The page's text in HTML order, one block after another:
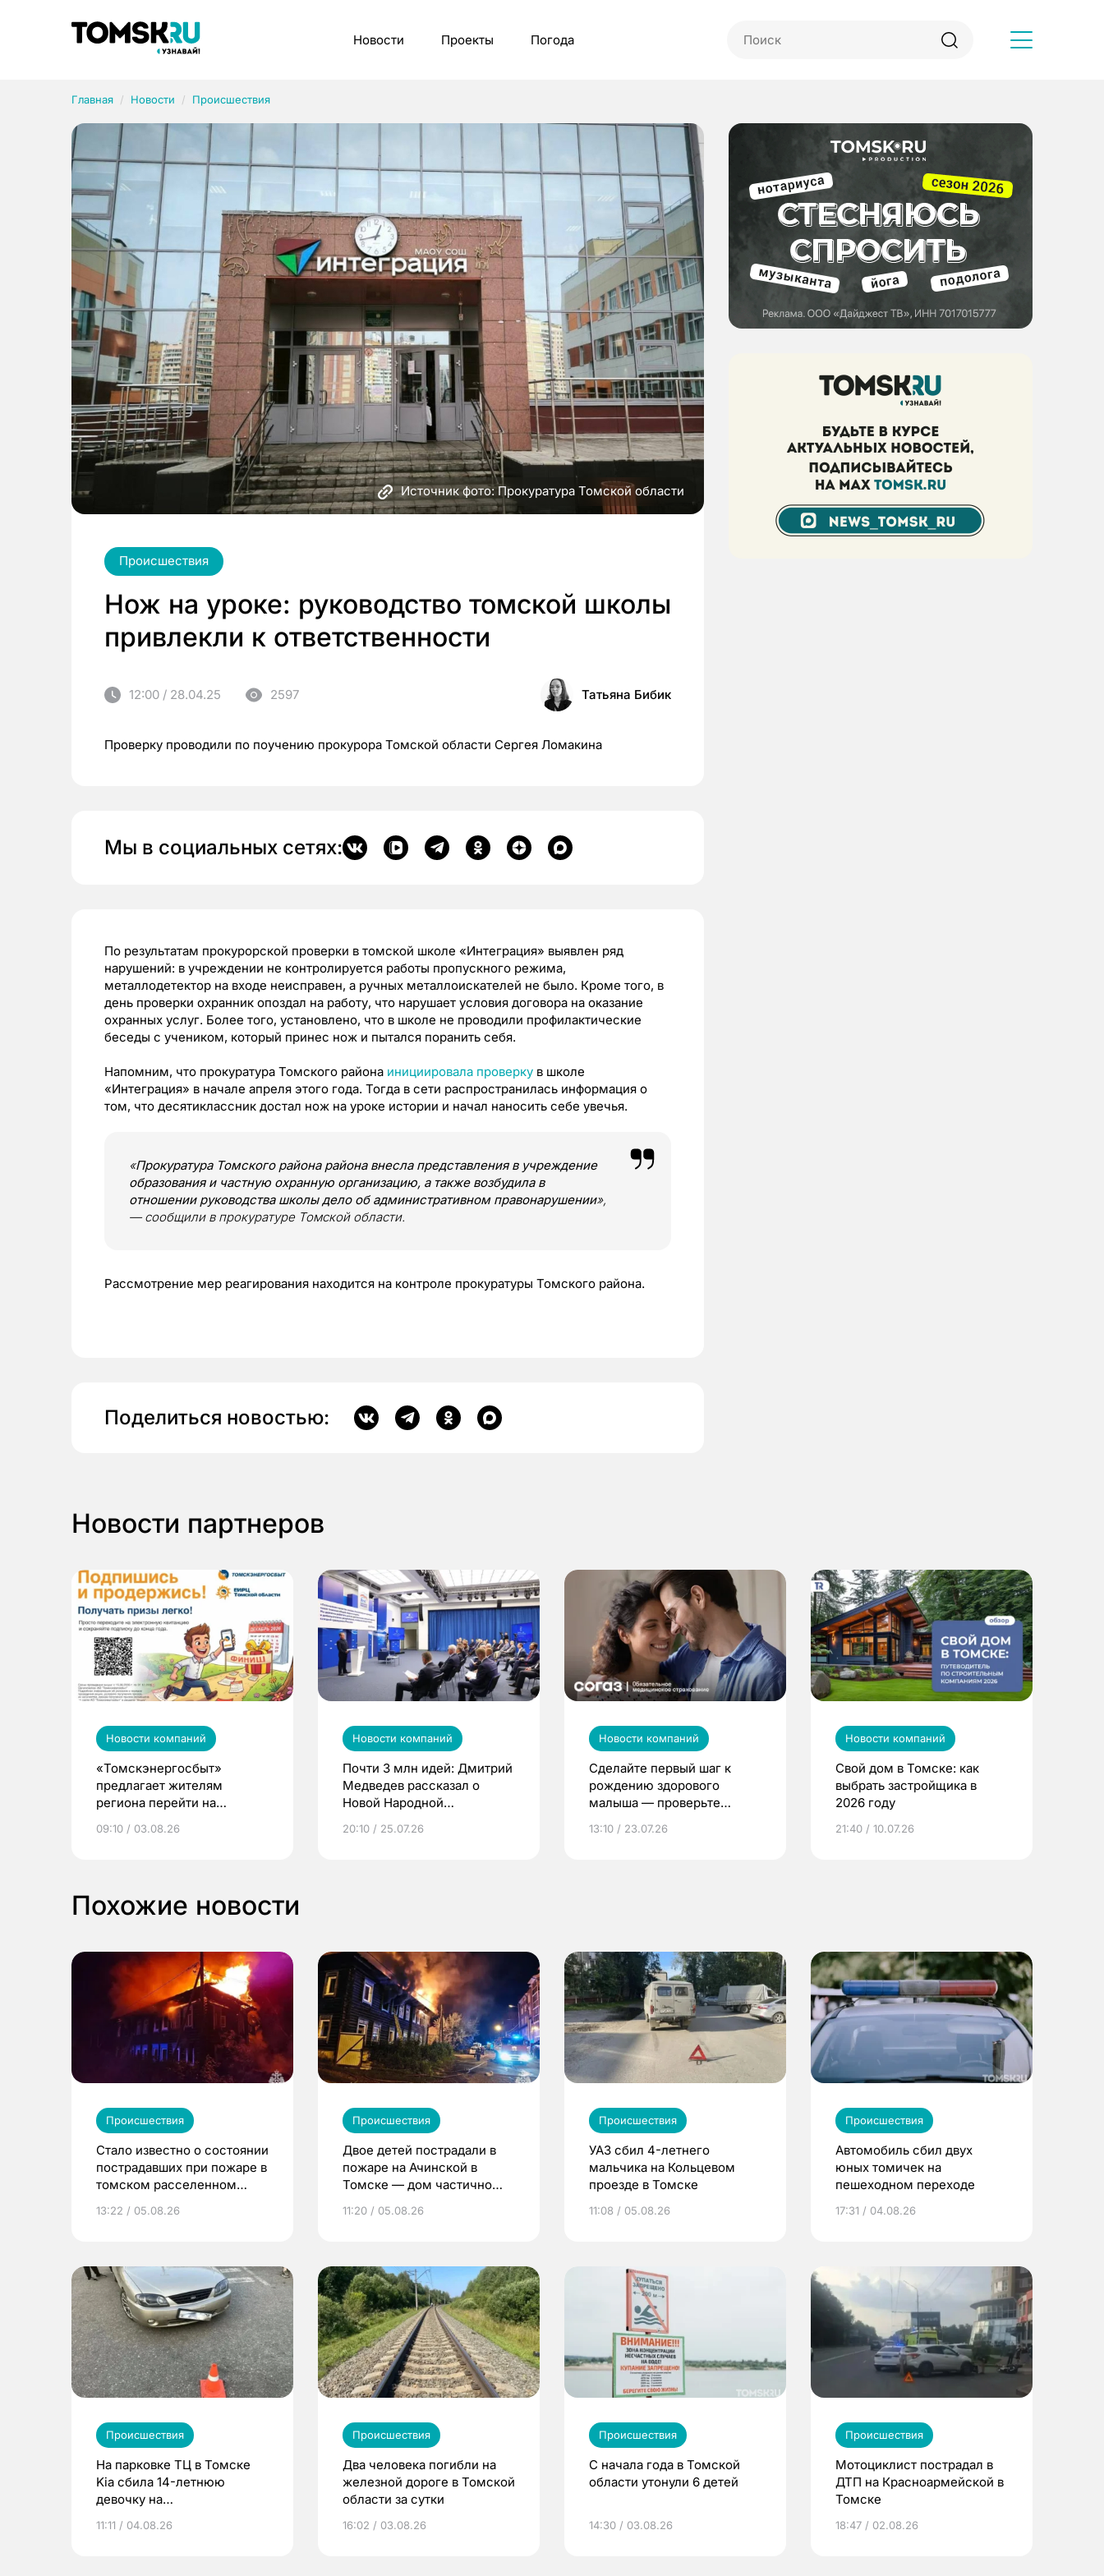
Новости Проекты Погода
Главная Новости Происшествия
Источник фото: Прокуратура Томской области
Происшествия
Нож на уроке: руководство томской школы
привлекли к ответственности
12:00 / 28.04.25 2597 Татьяна Бибик
Проверку проводили по поучению прокурора Томской области Сергея Ломакина
Мы в социальных сетях:
По результатам прокурорской проверки в томской школе «Интеграция» выявлен ряд
нарушений: в учреждении не контролируется работы пропускного режима,
металлодетектор на входе неисправен, а ручных металлоискателей не было. Кроме того, в
день проверки охранник опоздал на работу, что нарушает условия договора на оказание
охранных услуг. Более того, установлено, что в школе не проводили профилактические
беседы с учеником, который принес нож и пытался поранить себя.
Напомним, что прокуратура Томского района инициировала проверку в школе
«Интеграция» в начале апреля этого года. Тогда в сети распространилась информация о
том, что десятиклассник достал нож на уроке истории и начал наносить себе увечья.
«Прокуратура Томского района района внесла представления в учреждение
образования и частную охранную организацию, а также возбудила в
отношении руководства школы дело об административном правонарушении»,
— сообщили в прокуратуре Томской области.
Рассмотрение мер реагирования находится на контроле прокуратуры Томского района.
Поделиться новостью:
Новости партнеров
Новости компаний
«Томскэнергосбыт»
предлагает жителям
региона перейти на
выиграть призы
09:10 / 03.08.26
Новости компаний
Почти 3 млн идей: Дмитрий
Медведев рассказал о
Новой Народной
20:10 / 25.07.26
Новости компаний
Сделайте первый шаг к
рождению здорового
малыша — проверьте
по ОМС!
13:10 / 23.07.26
Новости компаний
Свой дом в Томске: как
выбрать застройщика в
2026 году
21:40 / 10.07.26
Похожие новости
Происшествия
Стало известно о состоянии
пострадавших при пожаре в
томском расселенном
13:22 / 05.08.26
Происшествия
Двое детей пострадали в
пожаре на Ачинской в
Томске — дом частично
11:20 / 05.08.26
Происшествия
УАЗ сбил 4-летнего
мальчика на Кольцевом
проезде в Томске
11:08 / 05.08.26
Происшествия
Автомобиль сбил двух
юных томичек на
пешеходном переходе
17:31 / 04.08.26
Происшествия
На парковке ТЦ в Томске
Kia сбила 14-летнюю
девочку на
11:11 / 04.08.26
Происшествия
Два человека погибли на
железной дороге в Томской
области за сутки
16:02 / 03.08.26
Происшествия
С начала года в Томской
области утонули 6 детей
14:30 / 03.08.26
Происшествия
Мотоциклист пострадал в
ДТП на Красноармейской в
Томске
18:47 / 02.08.26
Рубрики